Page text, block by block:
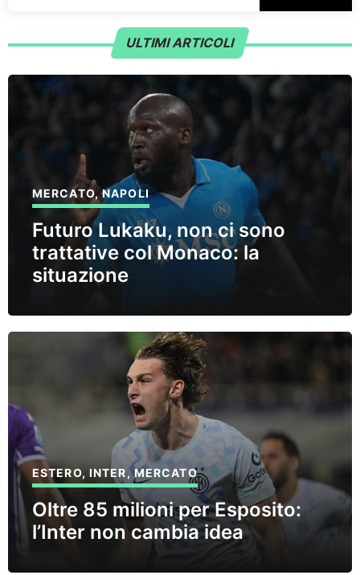
ULTIMI ARTICOLI
MERCATO,NAPOLI
Futuro Lukaku, non ci sono
trattative col Monaco: la
situazione
ESTERO, INTER,MERCATO
Oltre 85 milioni per Esposito:
l’Inter non cambia idea